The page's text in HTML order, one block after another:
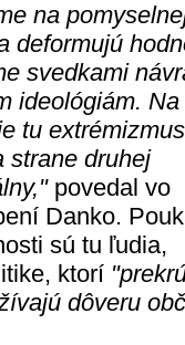
na
deformujú
svedkami
ideológiám. Na
tu extrémizmus
strane druhej
povedal vo
Danko.
sú tu ľudia,
ktorí
dôveru